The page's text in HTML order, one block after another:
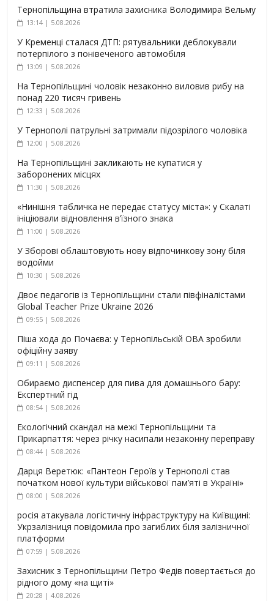
Тернопільщина втратила захисника Володимира Вельму
13:14 | 5.08.2026
У Кременці сталася ДТП: рятувальники деблокували
потерпілого з понівеченого автомобіля
13:09 | 5.08.2026
На Тернопільщині чоловік незаконно виловив рибу на
понад 220 тисяч гривень
12:33 | 5.08.2026
У Тернополі патрульні затримали підозрілого чоловіка
12:00 | 5.08.2026
На Тернопільщині закликають не купатися у
заборонених місцях
11:30 | 5.08.2026
«Нинішня табличка не передає статусу міста»: у Скалаті
ініціювали відновлення в’їзного знака
11:00 | 5.08.2026
У Зборові облаштовують нову відпочинкову зону біля
водойми
10:30 | 5.08.2026
Двоє педагогів із Тернопільщини стали півфіналістами
Global Teacher Prize Ukraine 2026
09:55 | 5.08.2026
Піша хода до Почаєва: у Тернопільській ОВА зробили
офіційну заяву
09:11 | 5.08.2026
Обираємо диспенсер для пива для домашнього бару:
Експертний гід
08:54 | 5.08.2026
Екологічний скандал на межі Тернопільщини та
Прикарпаття: через річку насипали незаконну переправу
08:44 | 5.08.2026
Дарця Веретюк: «Пантеон Героїв у Тернополі став
початком нової культури військової пам’яті в Україні»
08:00 | 5.08.2026
росія атакувала логістичну інфраструктуру на Київщині:
Укрзалізниця повідомила про загиблих біля залізничної
платформи
07:59 | 5.08.2026
Захисник з Тернопільщини Петро Федів повертається до
рідного дому «на щиті»
20:28 | 4.08.2026